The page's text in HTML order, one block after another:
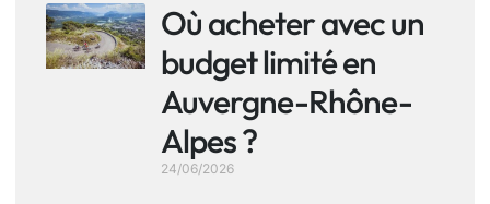
Où acheter avec un
budget limité en
Auvergne-Rhône-
Alpes ?
24/06/2026